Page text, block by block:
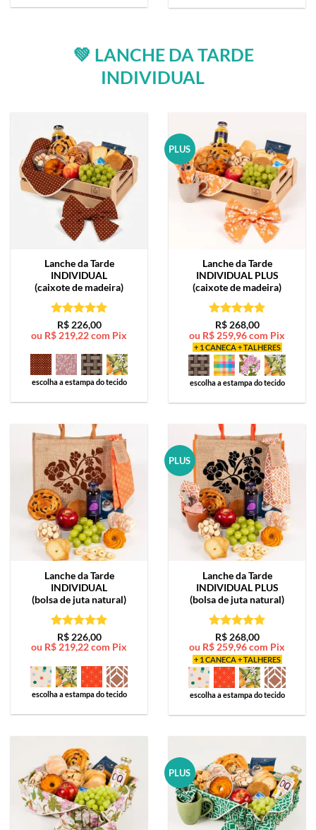
💚 LANCHE DA TARDE
INDIVIDUAL
Lanche da Tarde
INDIVIDUAL
(caixote de madeira)
Avaliação5
de 5
R$226,00
ou R$ 219,22com Pix
escolha a estampa do tecido
PLUS
Lanche da Tarde
INDIVIDUAL PLUS
(caixote de madeira)
Avaliação5
de 5
R$268,00
ou R$ 259,96com Pix
+ 1 CANECA + TALHERES
escolha a estampa do tecido
Lanche da Tarde
INDIVIDUAL
(bolsa de juta natural)
Avaliação5
de 5
R$226,00
ou R$219,22com Pix
escolha a estampa do tecido
PLUS
Lanche da Tarde
INDIVIDUAL PLUS
(bolsa de juta natural)
Avaliação5
de 5
R$268,00
ou R$259,96com Pix
+ 1 CANECA + TALHERES
escolha a estampa do tecido
PLUS